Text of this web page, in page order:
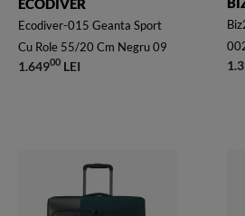
ECODIVER
Ecodiver-015 Geanta Sport
Cu Role 55/20 Cm Negru 09
1.64900 LEI